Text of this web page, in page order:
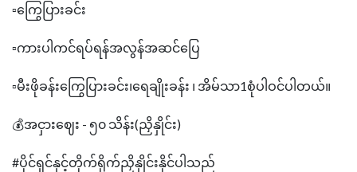
▫️ကြွေပြားခင်း
▫️ကားပါကင်ရပ်ရန်အလွန်အဆင်ပြေ
▫️မီးဖိုခန်းကြွေပြားခင်း၊ရေချိုးခန်း ၊ အိမ်သာ1စုံပါဝင်ပါတယ်။
💰အငှားဈေး - ၅၀ သိန်း(ညှိနှိုင်း)
#ပိုင်ရှင်နှင့်တိုက်ရိုက်ညှိနှိုင်းနိုင်ပါသည်